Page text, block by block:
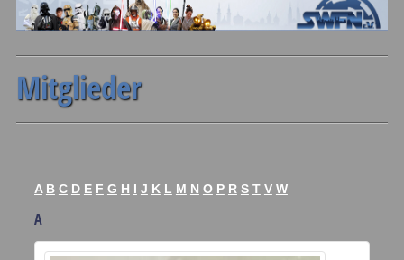
Mitglieder
A B C D E F G H I J K L M N O P R S T V W
A